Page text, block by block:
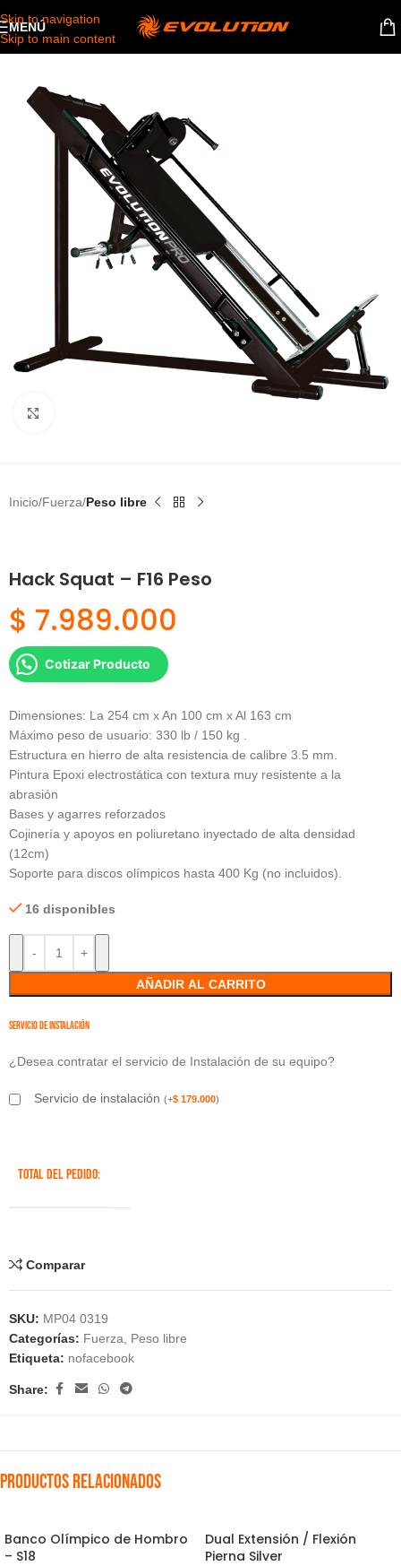
Skip to navigation
Skip to main content
MENÚ
Inicio Fuerza Peso libre
Hack Squat – F16 Peso
$ 7.989.000
Cotizar Producto
Dimensiones: La 254 cm x An 100 cm x Al 163 cm
Máximo peso de usuario: 330 lb / 150 kg .
Estructura en hierro de alta resistencia de calibre 3.5 mm.
Pintura Epoxi electrostática con textura muy resistente a la
abrasión
Bases y agarres reforzados
Cojinería y apoyos en poliuretano inyectado de alta densidad
(12cm)
Soporte para discos olímpicos hasta 400 Kg (no incluidos).
16 disponibles
AÑADIR AL CARRITO
Servicio de instalación
¿Desea contratar el servicio de Instalación de su equipo?
Servicio de instalación (+$ 179.000)
TOTAL DEL PEDIDO:
Comparar
SKU: MP04 0319
Categorías: Fuerza
Peso libre
Etiqueta: nofacebook
Share:
Productos relacionados
Banco Olímpico de Hombro
– S18
Dual Extensión / Flexión
Pierna Silver